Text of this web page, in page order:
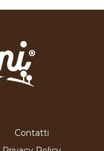
Contatti